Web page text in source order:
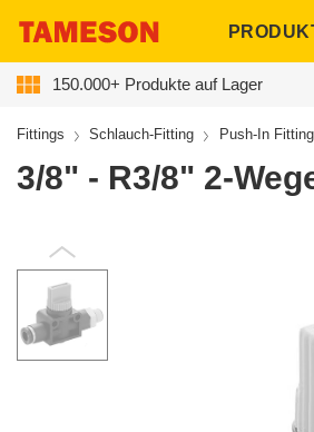
150.000+ Produkte auf Lager
Fittings Schlauch-Fitting Push-In Fitting
3/8" - R3/8" 2-